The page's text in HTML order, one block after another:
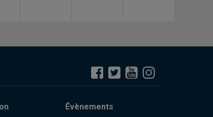
Évènements